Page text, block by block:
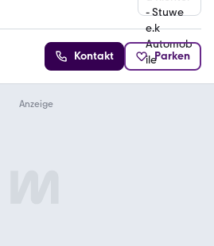
Kontakt Parken